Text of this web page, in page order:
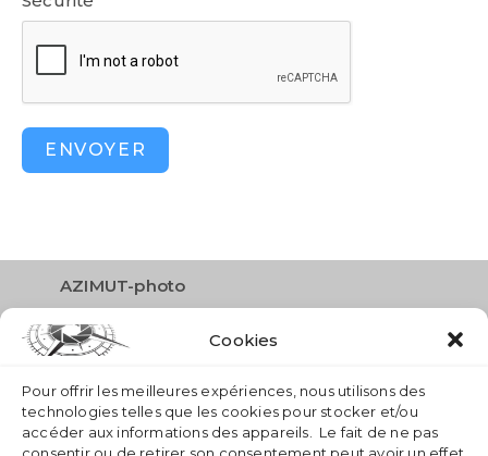
Cookies
Pour offrir les meilleures expériences, nous utilisons des
technologies telles que les cookies pour stocker et/ou
accéder aux informations des appareils. Le fait de ne pas
ENVOYER
AZIMUT-photo
Route des Narcisses 26
1833 Les Avants